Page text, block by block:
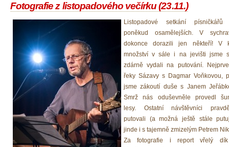
Fotografie z listopadového večírku (23.11.)
Listopadové setkání písničkářů
poněkud osamělejších. V
dokonce dorazili jen někteří! V
množství v sále i na jevišti jsme
zdárně vydali na putování.
řeky Sázavy s Dagmar Voňkovou,
jsme zákoutí duše s Janem
Smrž nás oduševněle provedl
lesy. Ostatní návštěvníci
putovali (a možná ještě stále
jinde i s tajemně zmizelým Petrem
Za fotografie i report vřelý dík